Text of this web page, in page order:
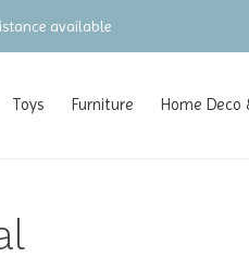
Toys Furniture Home Deco
(NL/BE/DE)